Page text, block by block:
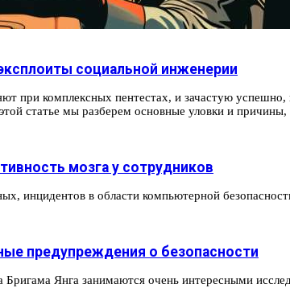
социальной инженерии
при комплексных пентестах, и зачастую
статье мы разберем основные уловки и
мозга у сотрудников
инцидентов в области компьютерной
предупреждения о безопасности
Бригама Янга занимаются очень интересными